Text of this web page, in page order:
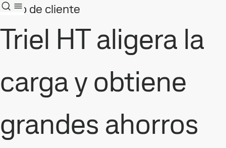
Caso de cliente
Triel HT aligera la
carga y obtiene
grandes ahorros